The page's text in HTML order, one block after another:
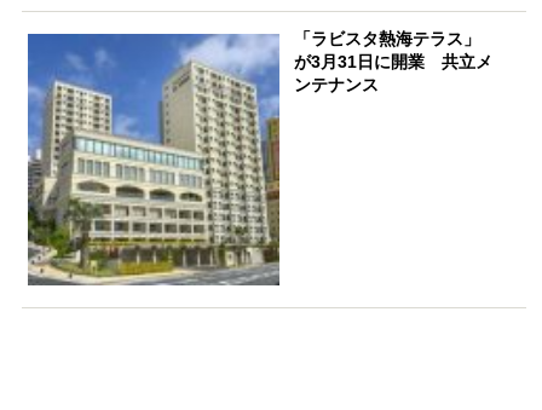
「ラビスタ熱海テラス」
が3月31日に開業 共立メ
ンテナンス